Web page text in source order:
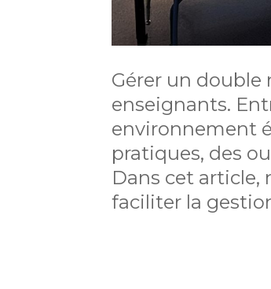
Gérer un double
enseignants.
environnement
pratiques, des
Dans cet article,
faciliter la